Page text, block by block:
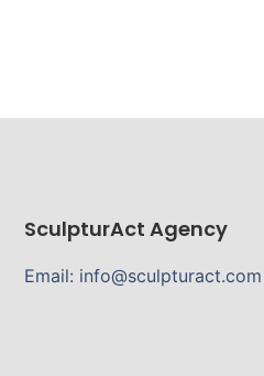
SculpturAct Agency
Email: info@sculpturact.com